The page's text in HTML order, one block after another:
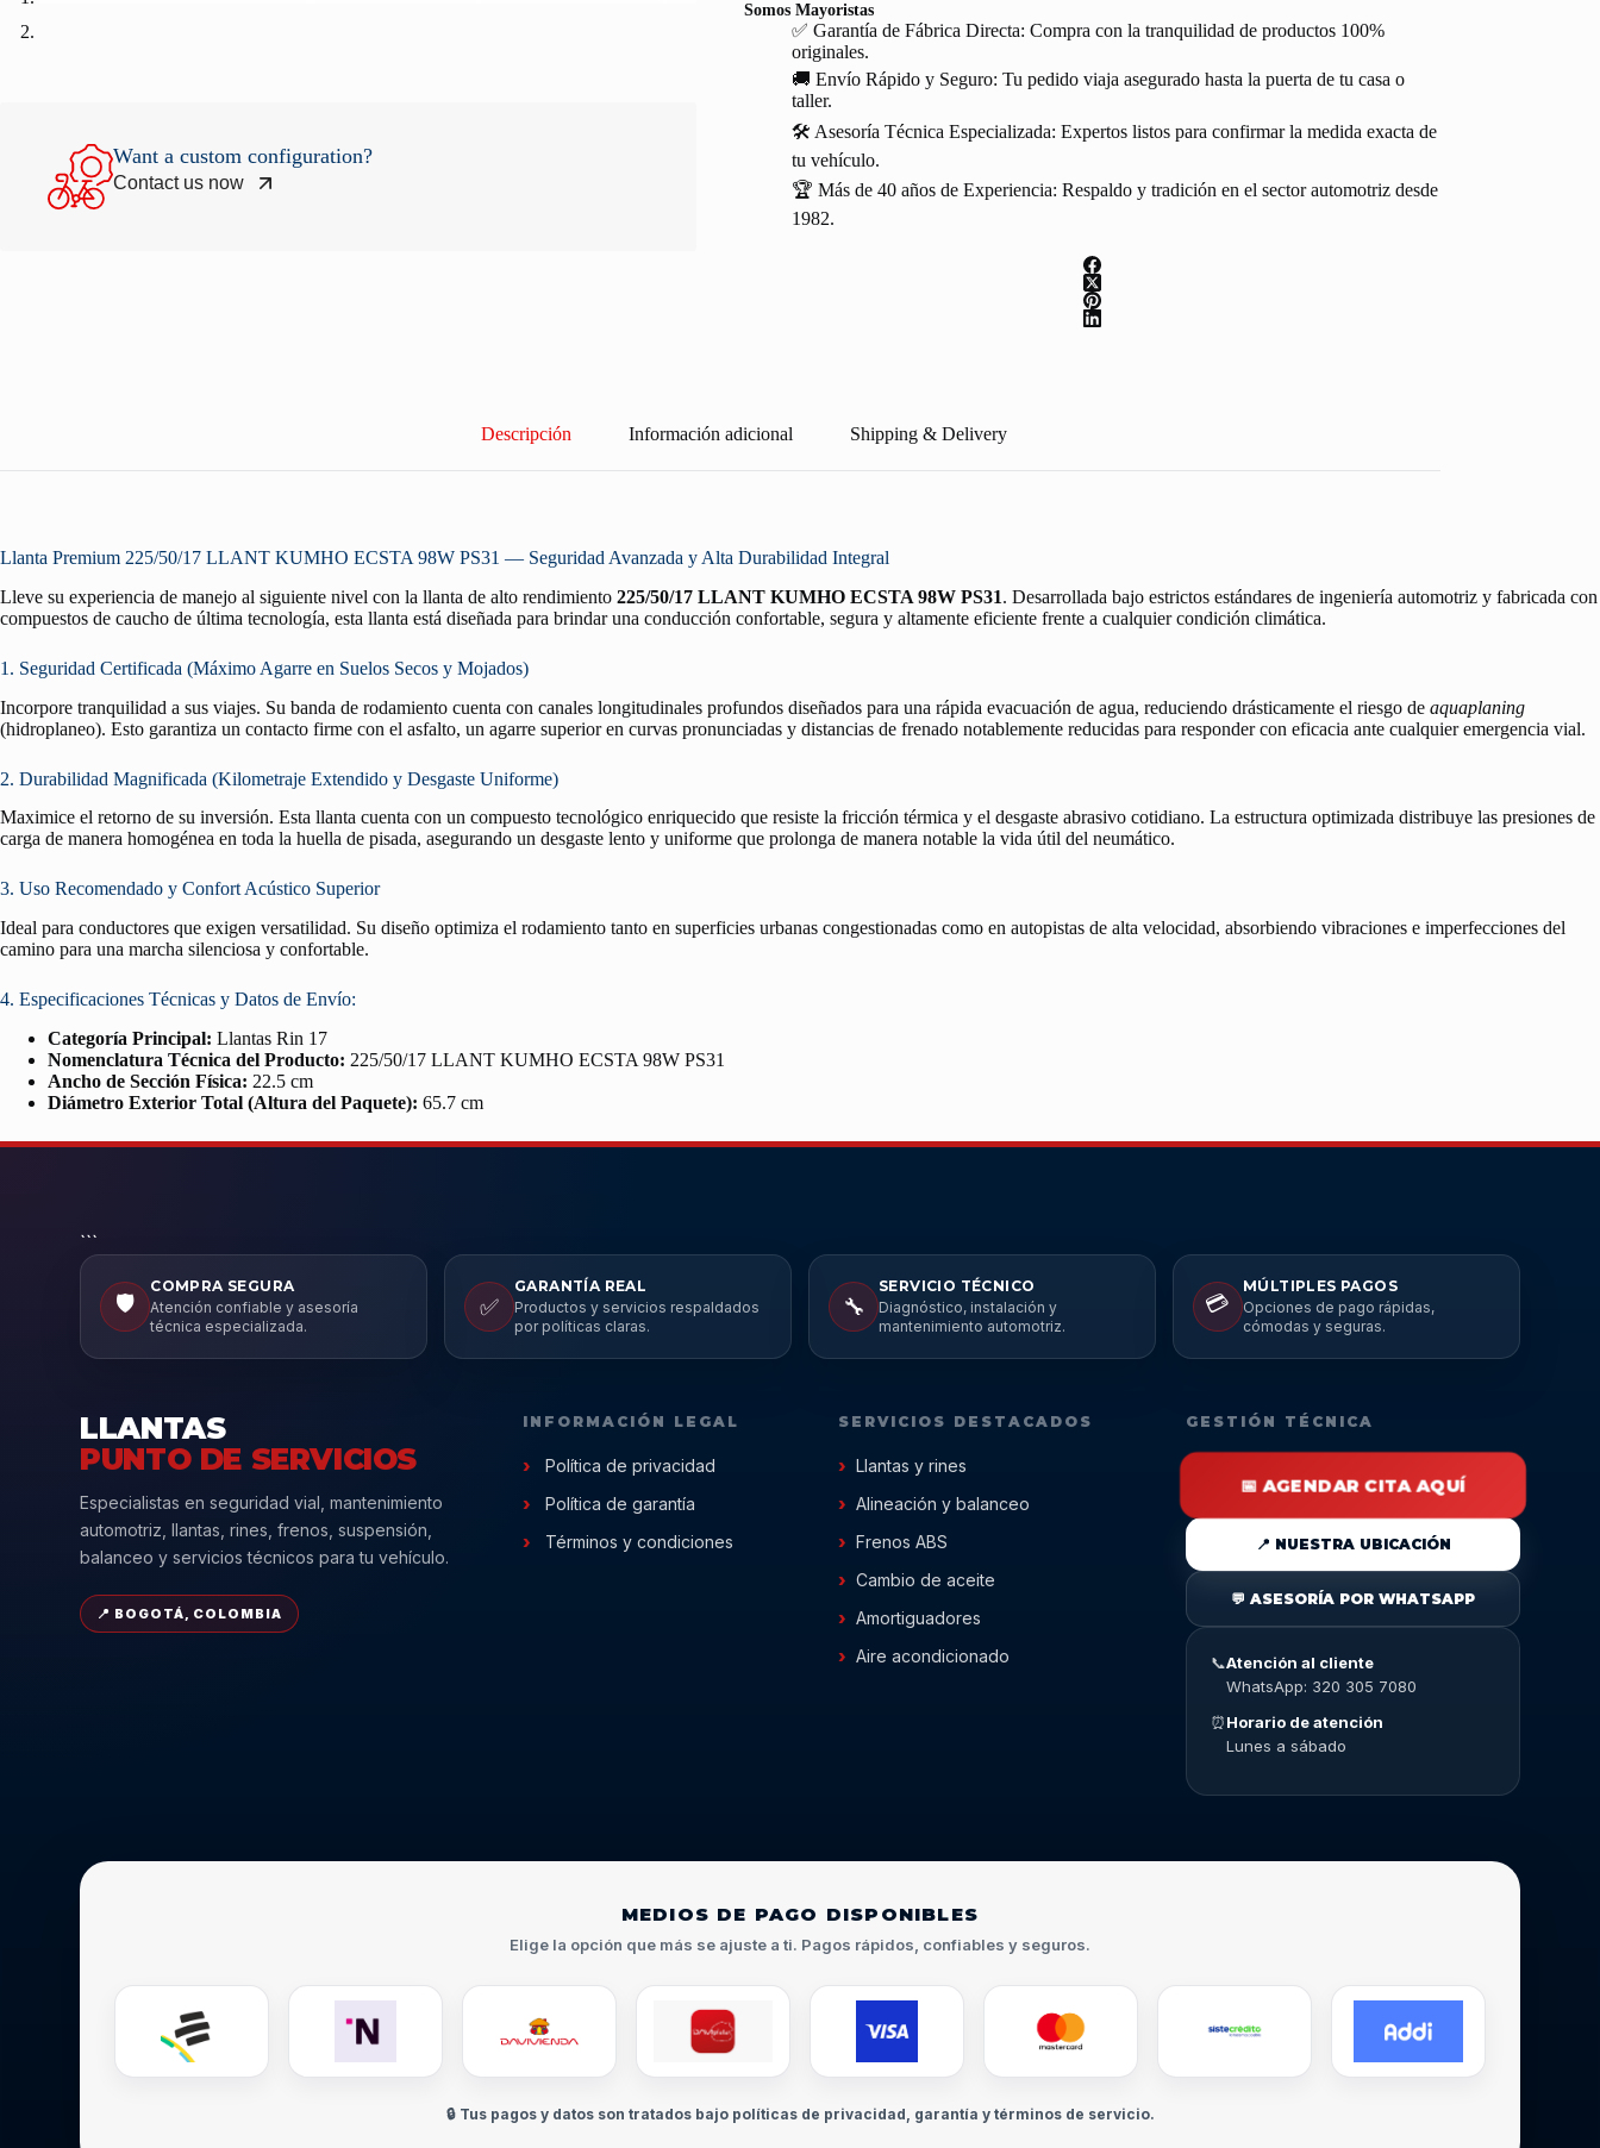
Want a custom configuration?
Contact us now
Somos Mayoristas
✅ Garantía de Fábrica Directa: Compra con la tranquilidad de productos 100%
originales.
🚚 Envío Rápido y Seguro: Tu pedido viaja asegurado hasta la puerta de tu casa o
taller.
🛠️ Asesoría Técnica Especializada: Expertos listos para confirmar la medida exacta de
tu vehículo.
🏆 Más de 40 años de Experiencia: Respaldo y tradición en el sector automotriz desde
1982.
Descripción Información adicional Shipping & Delivery
Llanta Premium 225/50/17 LLANT KUMHO ECSTA 98W PS31 — Seguridad Avanzada y Alta Durabilidad Integral
Lleve su experiencia de manejo al siguiente nivel con la llanta de alto rendimiento 225/50/17 LLANT KUMHO ECSTA 98W PS31. Desarrollada bajo estrictos estándares de ingeniería automotriz y fabricada con
compuestos de caucho de última tecnología, esta llanta está diseñada para brindar una conducción confortable, segura y altamente eficiente frente a cualquier condición climática.
1. Seguridad Certificada (Máximo Agarre en Suelos Secos y Mojados)
Incorpore tranquilidad a sus viajes. Su banda de rodamiento cuenta con canales longitudinales profundos diseñados para una rápida evacuación de agua, reduciendo drásticamente el riesgo de aquaplaning
(hidroplaneo). Esto garantiza un contacto firme con el asfalto, un agarre superior en curvas pronunciadas y distancias de frenado notablemente reducidas para responder con eficacia ante cualquier emergencia vial.
2. Durabilidad Magnificada (Kilometraje Extendido y Desgaste Uniforme)
Maximice el retorno de su inversión. Esta llanta cuenta con un compuesto tecnológico enriquecido que resiste la fricción térmica y el desgaste abrasivo cotidiano. La estructura optimizada distribuye las presiones de
carga de manera homogénea en toda la huella de pisada, asegurando un desgaste lento y uniforme que prolonga de manera notable la vida útil del neumático.
3. Uso Recomendado y Confort Acústico Superior
Ideal para conductores que exigen versatilidad. Su diseño optimiza el rodamiento tanto en superficies urbanas congestionadas como en autopistas de alta velocidad, absorbiendo vibraciones e imperfecciones del
camino para una marcha silenciosa y confortable.
4. Especificaciones Técnicas y Datos de Envío:
Categoría Principal: Llantas Rin 17
Nomenclatura Técnica del Producto: 225/50/17 LLANT KUMHO ECSTA 98W PS31
Ancho de Sección Física: 22.5 cm
Diámetro Exterior Total (Altura del Paquete): 65.7 cm
```
🛡️
COMPRA SEGURA
Atención confiable y asesoría
técnica especializada.
✅
GARANTÍA REAL
Productos y servicios respaldados
por políticas claras.
🔧
SERVICIO TÉCNICO
Diagnóstico, instalación y
mantenimiento automotriz.
💳
MÚLTIPLES PAGOS
Opciones de pago rápidas,
cómodas y seguras.
LLANTAS
PUNTO DE SERVICIOS
Especialistas en seguridad vial, mantenimiento
automotriz, llantas, rines, frenos, suspensión,
balanceo y servicios técnicos para tu vehículo.
📍 BOGOTÁ, COLOMBIA
INFORMACIÓN LEGAL
Política de privacidad
Política de garantía
Términos y condiciones
SERVICIOS DESTACADOS
Llantas y rines
Alineación y balanceo
Frenos ABS
Cambio de aceite
Amortiguadores
Aire acondicionado
GESTIÓN TÉCNICA
📅 AGENDAR CITA AQUÍ
📍 NUESTRA UBICACIÓN
💬 ASESORÍA POR WHATSAPP
📞Atención al cliente
WhatsApp: 320 305 7080
⏰Horario de atención
Lunes a sábado
MEDIOS DE PAGO DISPONIBLES
Elige la opción que más se ajuste a ti. Pagos rápidos, confiables y seguros.
🔒 Tus pagos y datos son tratados bajo políticas de privacidad, garantía y términos de servicio.